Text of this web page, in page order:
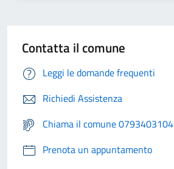
Contatta il comune
Leggi le domande frequenti
Richiedi Assistenza
Chiama il comune 0793403104
Prenota un appuntamento